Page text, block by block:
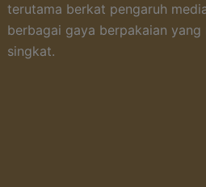
terutama berkat pengaruh
berbagai gaya berpakaian
singkat.